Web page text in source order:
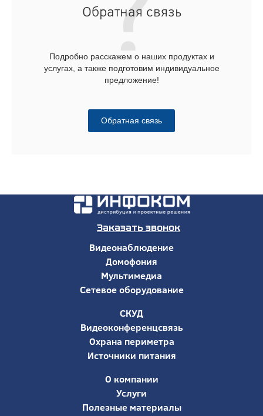
Обратная связь
Подробно расскажем о наших продуктах и
услугах, а также подготовим индивидуальное
предложение!
Обратная связь
Заказать звонок
Видеонаблюдение
Домофония
Мультимедиа
Сетевое оборудование
СКУД
Видеоконференцсвязь
Охрана периметра
Источники питания
О компании
Услуги
Полезные материалы